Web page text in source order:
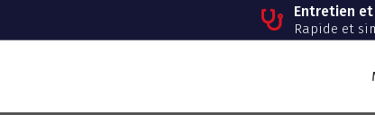
Entretien
Rapide et